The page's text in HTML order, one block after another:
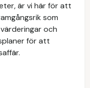
är vi här för att
som
och
för att